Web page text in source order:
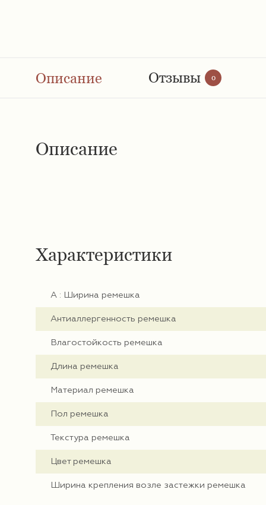
Описание Отзывы 0
Описание
Характеристики
А : Ширина ремешка
Антиаллергенность ремешка
Влагостойкость ремешка
Длина ремешка
Материал ремешка
Пол ремешка
Текстура ремешка
Цвет ремешка
Ширина крепления возле застежки ремешка